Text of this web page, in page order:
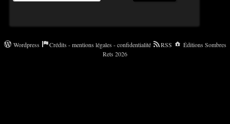
Wordpress Crédits - mentions légales - confidentialité RSS
Éditions Sombres
Rets 2026